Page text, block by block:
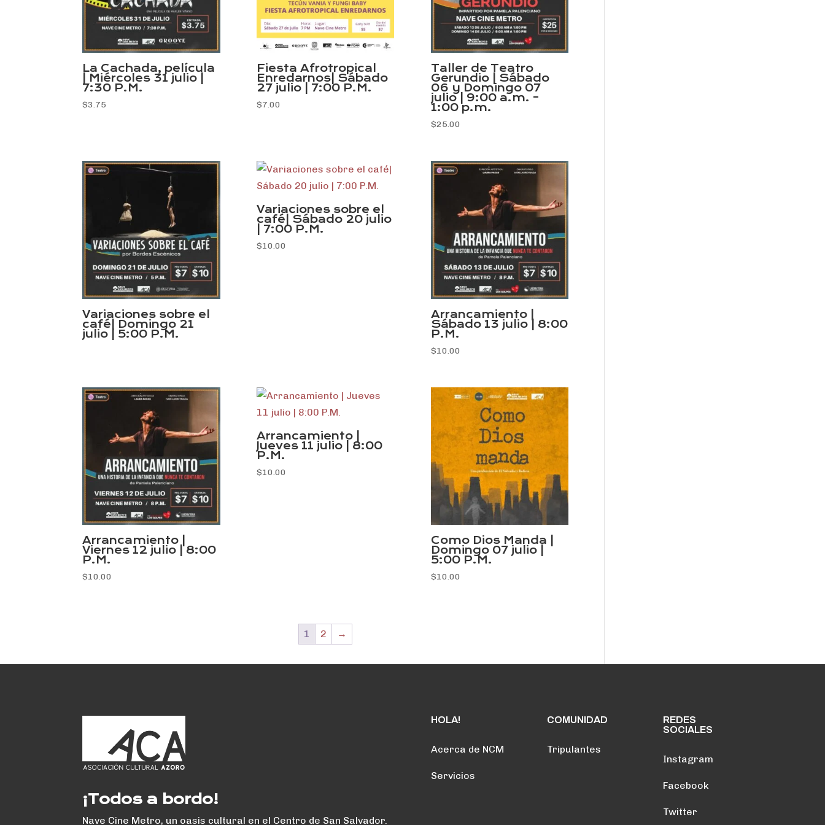
La Cachada, película
| Miércoles 31 julio |
7:30 P.M.
$3.75
Fiesta Afrotropical
Enredarnos| Sábado
27 julio | 7:00 P.M.
$7.00
Taller de Teatro
Gerundio | Sábado
06 y Domingo 07
julio | 9:00 a.m. –
1:00 p.m.
$25.00
Variaciones sobre el
café| Domingo 21
julio | 5:00 P.M.
Variaciones sobre el
café| Sábado 20 julio
| 7:00 P.M.
$10.00
Arrancamiento |
Sábado 13 julio | 8:00
P.M.
$10.00
Arrancamiento |
Viernes 12 julio | 8:00
P.M.
$10.00
Arrancamiento |
Jueves 11 julio | 8:00
P.M.
$10.00
Como Dios Manda |
Domingo 07 julio |
5:00 P.M.
$10.00
1 2 →
¡Todos a bordo!
Nave Cine Metro, un oasis cultural en el Centro de San Salvador.
HOLA!
Acerca de NCM
Servicios
COMUNIDAD
Tripulantes
REDES
SOCIALES
Instagram
Facebook
Twitter